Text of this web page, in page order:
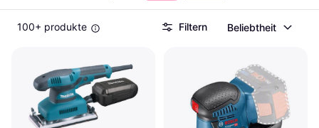
100+ produkte Filtern Beliebtheit